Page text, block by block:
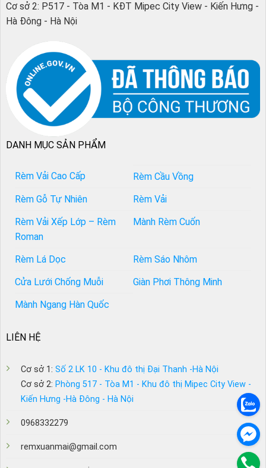
Cơ sở 2: P517 - Tòa M1 - KĐT Mipec City View - Kiến Hưng -
Hà Đông - Hà Nội
DANH MỤC SẢN PHẨM
Rèm Vải Cao Cấp
Rèm Cầu Vồng
Rèm Gỗ Tự Nhiên
Rèm Vải
Rèm Vải Xếp Lớp – Rèm
Roman
Mành Rèm Cuốn
Rèm Lá Dọc
Rèm Sáo Nhôm
Cửa Lưới Chống Muỗi
Giàn Phơi Thông Minh
Mành Ngang Hàn Quốc
LIÊN HỆ
Cơ sở 1: Số 2 LK 10 - Khu đô thị Đại Thanh -Hà Nội
Cơ sở 2: Phòng 517 - Tòa M1 - Khu đô thị Mipec City View -
Kiến Hưng -Hà Đông - Hà Nội
0968332279
remxuanmai@gmail.com